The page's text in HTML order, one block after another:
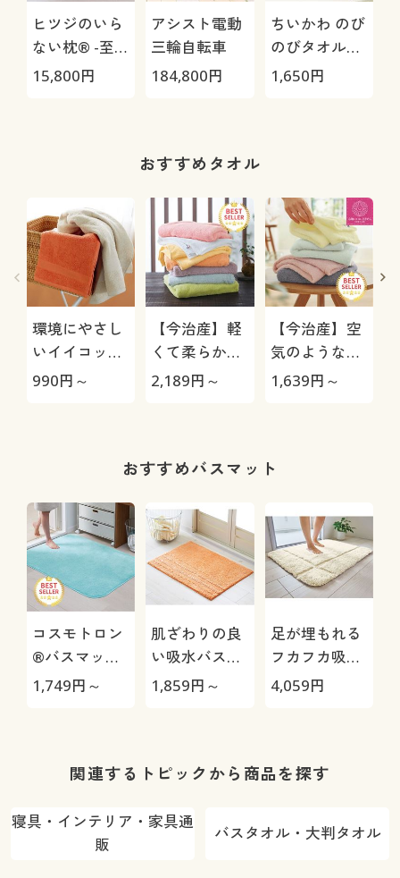
ヒツジのいら
ない枕® -至
極-
15,800円
アシスト電動
三輪自転車
184,800円
ちいかわ のび
のびタオル地
枕カバー
1,650円
おすすめタオル
環境にやさし
いイイコット
ン製タオル(同
990円～
【今治産】軽
くて柔らかい
タオル(同色2
ものに
2,189円～
【今治産】空
気のようなタ
オル(無撚糸)
1,639円～
おすすめバスマット
コスモトロン
®バスマット
(吸水・速乾)
1,749円～
肌ざわりの良
い吸水バスマ
ット(抗菌防
1,859円～
足が埋もれる
フカフカ吸水
バスマット(抗
4,059円
関連するトピックから商品を探す
寝具・インテリア・家具通
販
バスタオル・大判タオル